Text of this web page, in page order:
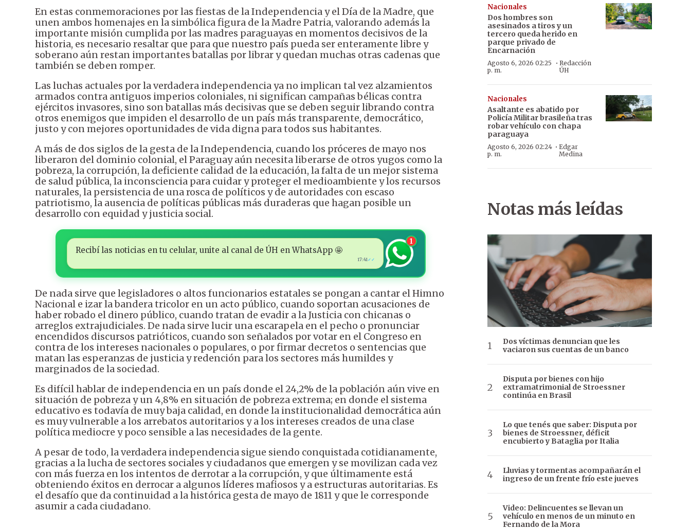
En estas conmemoraciones por las fiestas de la Independencia y el Día de la Madre, que
unen ambos homenajes en la simbólica figura de la Madre Patria, valorando además la
importante misión cumplida por las madres paraguayas en momentos decisivos de la
historia, es necesario resaltar que para que nuestro país pueda ser enteramente libre y
soberano aún restan importantes batallas por librar y quedan muchas otras cadenas que
también se deben romper.
Las luchas actuales por la verdadera independencia ya no implican tal vez alzamientos
armados contra antiguos imperios coloniales, ni significan campañas bélicas contra
ejércitos invasores, sino son batallas más decisivas que se deben seguir librando contra
otros enemigos que impiden el desarrollo de un país más transparente, democrático,
justo y con mejores oportunidades de vida digna para todos sus habitantes.
A más de dos siglos de la gesta de la Independencia, cuando los próceres de mayo nos
liberaron del dominio colonial, el Paraguay aún necesita liberarse de otros yugos como la
pobreza, la corrupción, la deficiente calidad de la educación, la falta de un mejor sistema
de salud pública, la inconsciencia para cuidar y proteger el medioambiente y los recursos
naturales, la persistencia de una rosca de políticos y de autoridades con escaso
patriotismo, la ausencia de políticas públicas más duraderas que hagan posible un
desarrollo con equidad y justicia social.
Recibí las noticias en tu celular, unite al canal de ÚH en WhatsApp 🤩
17:41✓✓
1
De nada sirve que legisladores o altos funcionarios estatales se pongan a cantar el Himno
Nacional e izar la bandera tricolor en un acto público, cuando soportan acusaciones de
haber robado el dinero público, cuando tratan de evadir a la Justicia con chicanas o
arreglos extrajudiciales. De nada sirve lucir una escarapela en el pecho o pronunciar
encendidos discursos patrióticos, cuando son señalados por votar en el Congreso en
contra de los intereses nacionales o populares, o por firmar decretos o sentencias que
matan las esperanzas de justicia y redención para los sectores más humildes y
marginados de la sociedad.
Es difícil hablar de independencia en un país donde el 24,2% de la población aún vive en
situación de pobreza y un 4,8% en situación de pobreza extrema; en donde el sistema
educativo es todavía de muy baja calidad, en donde la institucionalidad democrática aún
es muy vulnerable a los arrebatos autoritarios y a los intereses creados de una clase
política mediocre y poco sensible a las necesidades de la gente.
A pesar de todo, la verdadera independencia sigue siendo conquistada cotidianamente,
gracias a la lucha de sectores sociales y ciudadanos que emergen y se movilizan cada vez
con más fuerza en los intentos de derrotar a la corrupción, y que últimamente está
obteniendo éxitos en derrocar a algunos líderes mafiosos y a estructuras autoritarias. Es
el desafío que da continuidad a la histórica gesta de mayo de 1811 y que le corresponde
asumir a cada ciudadano.
Nacionales
Dos hombres son
asesinados a tiros y un
tercero queda herido en
parque privado de
Encarnación
Agosto 6, 2026 02:25
p. m.
· Redacción
ÚH
Nacionales
Asaltante es abatido por
Policía Militar brasileña tras
robar vehículo con chapa
paraguaya
Agosto 6, 2026 02:24
p. m.
·Edgar
Medina
Notas más leídas
Dos víctimas denuncian que les
vaciaron sus cuentas de un banco
Disputa por bienes con hijo
extramatrimonial de Stroessner
continúa en Brasil
Lo que tenés que saber: Disputa por
bienes de Stroessner, déficit
encubierto y Bataglia por Italia
Lluvias y tormentas acompañarán el
ingreso de un frente frío este jueves
Video: Delincuentes se llevan un
vehículo en menos de un minuto en
Fernando de la Mora